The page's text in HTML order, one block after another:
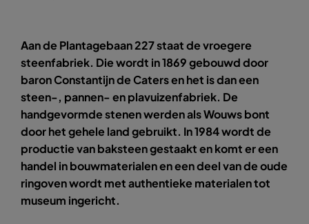
Aan de Plantagebaan 227 staat de vroegere
steenfabriek. Die wordt in 1869 gebouwd door
baron Constantijn de Caters en het is dan een
steen-, pannen- en plavuizenfabriek. De
handgevormde stenen werden als Wouws bont
door het gehele land gebruikt. In 1984 wordt de
productie van baksteen gestaakt en komt er een
handel in bouwmaterialen en een deel van de oude
ringoven wordt met authentieke materialen tot
museum ingericht.